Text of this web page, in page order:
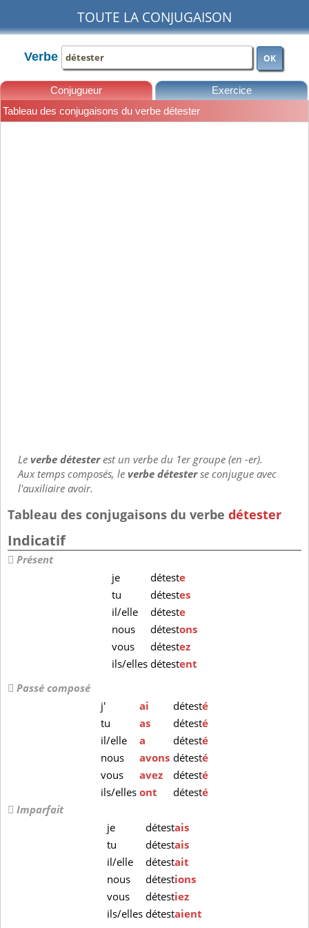
TOUTE LA CONJUGAISON
Verbe OK
Conjugueur Exercice
Tableau des conjugaisons du verbe détester
Leverbe détesterest un verbe du 1er groupe (en -er).
Aux temps composés, leverbe détesterse conjugue avec
l'auxiliaire avoir.
Tableau des conjugaisons du verbe détester
Indicatif
Présent
je
déteste
tu
détestes
il/elle
déteste
nous
détestons
vous
détestez
ils/ellesdétestent
Passé composé
j'
ai détesté
tu
as détesté
il/elle
a détesté
nous
avons détesté
vous
avez détesté
ils/ellesont détesté
Imparfait
je
détestais
tu
détestais
il/elle
détestait
nous
détestions
vous
détestiez
ils/ellesdétestaient